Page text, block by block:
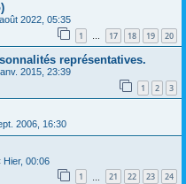
2022, 05:35
1 … 17 18 19 20
représentatives.
2015, 23:39
1 2 3
2006, 16:30
Hier, 00:06
1 21 22 23 24